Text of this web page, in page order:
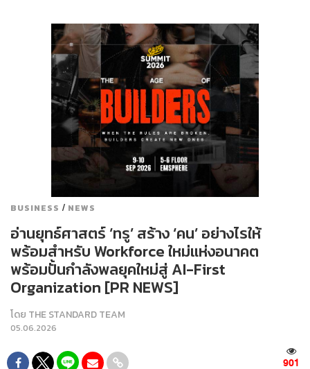
BUSINESS / NEWS
อ่านยุทธ์ศาสตร์ ‘ทรู’ สร้าง ‘คน’ อย่างไรให้
พร้อมสำหรับ Workforce ใหม่แห่งอนาคต
พร้อมปั้นกำลังพลยุคใหม่สู่ AI-First
Organization [PR NEWS]
โดย THE STANDARD TEAM
05.06.2026
901